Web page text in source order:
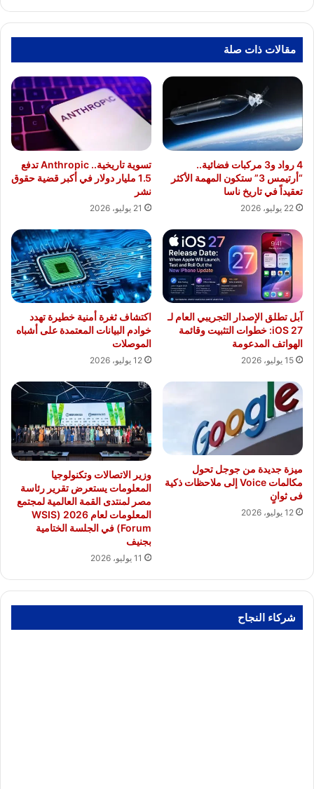
مقالات ذات صلة
4 رواد و3 مركبات فضائية..
“أرتيمس 3” ستكون المهمة الأكثر
تعقيداً في تاريخ ناسا
22 يوليو، 2026
تسوية تاريخية.. Anthropic تدفع
1.5 مليار دولار في أكبر قضية حقوق
نشر
21 يوليو، 2026
آبل تطلق الإصدار التجريبي العام لـ
iOS 27: خطوات التثبيت وقائمة
الهواتف المدعومة
15 يوليو، 2026
اكتشاف ثغرة أمنية خطيرة تهدد
خوادم البيانات المعتمدة على أشباه
الموصلات
12 يوليو، 2026
ميزة جديدة من جوجل تحول
مكالمات Voice إلى ملاحظات ذكية
فى ثوانٍ
12 يوليو، 2026
وزير الاتصالات وتكنولوجيا
المعلومات يستعرض تقرير رئاسة
مصر لمنتدى القمة العالمية لمجتمع
المعلومات لعام 2026 (WSIS
Forum) في الجلسة الختامية
بجنيف
11 يوليو، 2026
شركاء النجاح